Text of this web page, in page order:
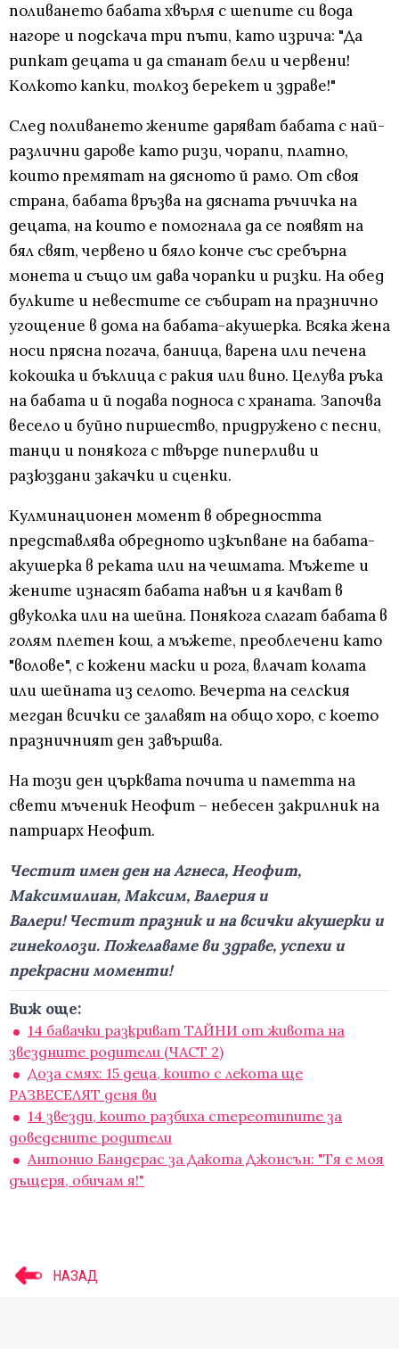
поливането бабата хвърля с шепите си вода
нагоре и подскача три пъти, като изрича: "Да
рипкат децата и да станат бели и червени!
Колкото капки, толкоз берекет и здраве!"
След поливането жените даряват бабата с най-
различни дарове като ризи, чорапи, платно,
които премятат на дясното й рамо. От своя
страна, бабата връзва на дясната ръчичка на
децата, на които е помогнала да се появят на
бял свят, червено и бяло конче със сребърна
монета и също им дава чорапки и ризки. На обед
булките и невестите се събират на празнично
угощение в дома на бабата-акушерка. Всяка жена
носи прясна погача, баница, варена или печена
кокошка и бъклица с ракия или вино. Целува ръка
на бабата и й подава подноса с храната. Започва
весело и буйно пиршество, придружено с песни,
танци и понякога с твърде пиперливи и
разюздани закачки и сценки.
Кулминационен момент в обредността
представлява обредното изкъпване на бабата-
акушерка в реката или на чешмата. Мъжете и
жените изнасят бабата навън и я качват в
двуколка или на шейна. Понякога слагат бабата в
голям плетен кош, а мъжете, преоблечени като
"волове", с кожени маски и рога, влачат колата
или шейната из селото. Вечерта на селския
мегдан всички се залавят на общо хоро, с което
празничният ден завършва.
На този ден църквата почита и паметта на
свети мъченик Неофит – небесен закрилник на
патриарх Неофит.
Честит имен ден на Агнеса, Неофит,
Максимилиан, Максим, Валерия и
Валери! Честит празник и на всички акушерки и
гинеколози. Пожелаваме ви здраве, успехи и
прекрасни моменти!
Виж още:
14 бавачки разкриват ТАЙНИ от живота на
звездните родители (ЧАСТ 2)
Доза смях: 15 деца, които с лекота ще
РАЗВЕСЕЛЯТ деня ви
14 звезди, които разбиха стереотипите за
доведените родители
Антонио Бандерас за Дакота Джонсън: "Тя е моя
дъщеря, обичам я!"
НАЗАД